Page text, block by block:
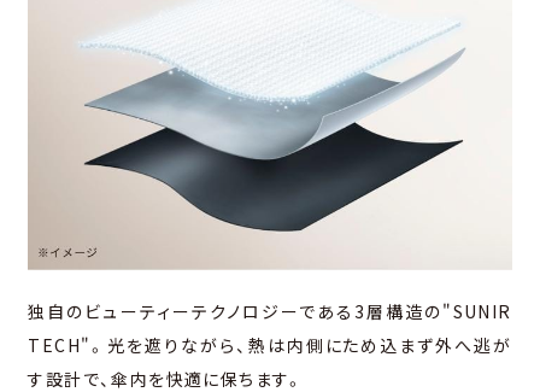
独⾃のビューティーテクノロジーである3層構造の"SUNIR
TECH"。光を遮りながら、熱は内側にため込まず外へ逃が
す設計で、傘内を快適に保ちます。